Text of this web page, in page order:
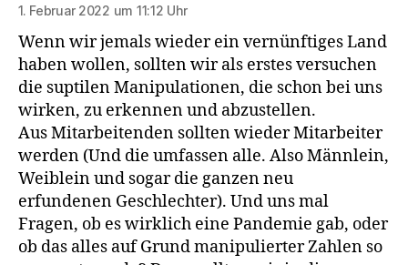
1. Februar 2022 um 11:12 Uhr
Wenn wir jemals wieder ein vernünftiges Land
haben wollen, sollten wir als erstes versuchen
die suptilen Manipulationen, die schon bei uns
wirken, zu erkennen und abzustellen.
Aus Mitarbeitenden sollten wieder Mitarbeiter
werden (Und die umfassen alle. Also Männlein,
Weiblein und sogar die ganzen neu
erfundenen Geschlechter). Und uns mal
Fragen, ob es wirklich eine Pandemie gab, oder
ob das alles auf Grund manipulierter Zahlen so